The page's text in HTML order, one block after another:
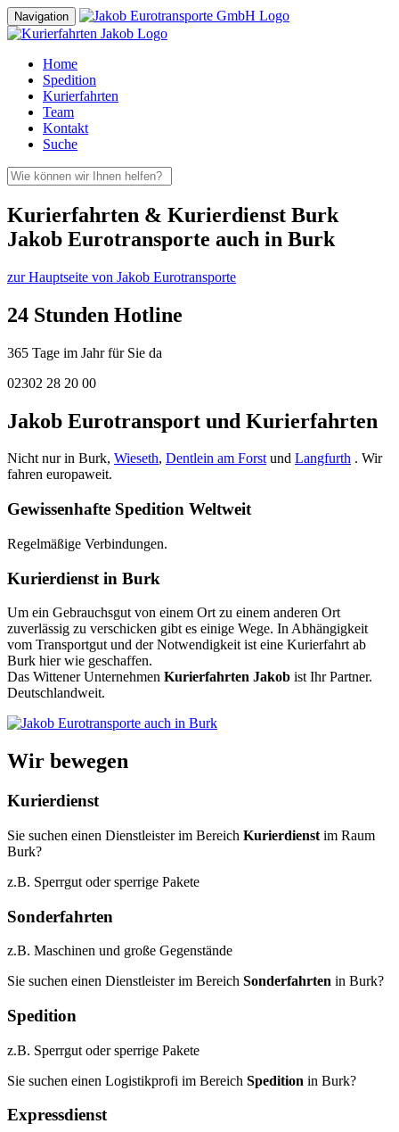
Navigation
Home
Spedition
Kurierfahrten
Team
Kontakt
Suche
Kurierfahrten & Kurierdienst Burk
Jakob Eurotransporte auch in Burk
zur Hauptseite von Jakob Eurotransporte
24 Stunden Hotline
365 Tage im Jahr für Sie da
02302 28 20 00
Jakob Eurotransport und Kurierfahrten
Nicht nur in Burk, Wieseth, Dentlein am Forstund Langfurth . Wir
fahren europaweit.
Gewissenhafte Spedition Weltweit
Regelmäßige Verbindungen.
Kurierdienst in Burk
Um ein Gebrauchsgut von einem Ort zu einem anderen Ort
zuverlässig zu verschicken gibt es einige Wege. In Abhängigkeit
vom Transportgut und der Notwendigkeit ist eine Kurierfahrt ab
Burk hier wie geschaffen.
Das Wittener Unternehmen Kurierfahrten Jakob ist Ihr Partner.
Deutschlandweit.
Wir bewegen
Kurierdienst
Sie suchen einen Dienstleister im Bereich Kurierdienst im Raum
Burk?
z.B. Sperrgut oder sperrige Pakete
Sonderfahrten
z.B. Maschinen und große Gegenstände
Sie suchen einen Dienstleister im Bereich Sonderfahrten in Burk?
Spedition
z.B. Sperrgut oder sperrige Pakete
Sie suchen einen Logistikprofi im Bereich Spedition in Burk?
Expressdienst